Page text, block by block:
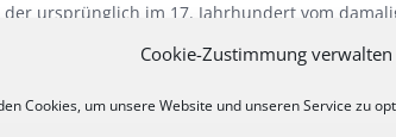
Cookie-Zustimmung verwalten
Cookies, um unsere Website und unseren Service zu
ursprünglich im 17. Jahrhundert vom
bei.
Plantes“ – eine Reminiszenz an die großen